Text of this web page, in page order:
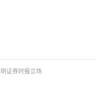
证券时报立场